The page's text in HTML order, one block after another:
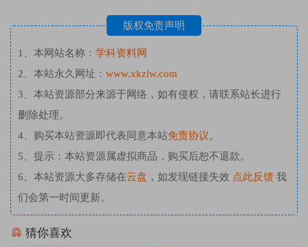
版权免责声明
1、本网站名称： 学科资料网
2、本站永久网址： www.xkzlw.com
3、本站资源部分来源于网络，如有侵权，请联系站长进行
删除处理。
4、购买本站资源即代表同意本站免责协议。
5、提示：本站资源属虚拟商品，购买后恕不退款。
6、本站资源大多存储在云盘 ，如发现链接失效 点此反馈 我
们会第一时间更新。
猜你喜欢